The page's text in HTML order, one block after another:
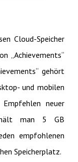
Cloud-Speicher
„Achievements“
gehört
und mobilen
neuer
man 5 GB
empfohlenen
Speicherplatz.